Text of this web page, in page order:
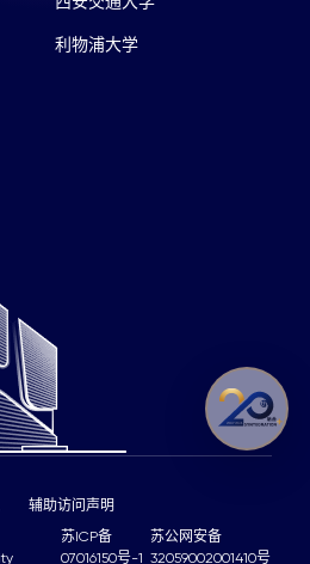
利物浦大学
苏ICP备
07016150号-1
苏公网安备
32059002001410号
辅助访问声明